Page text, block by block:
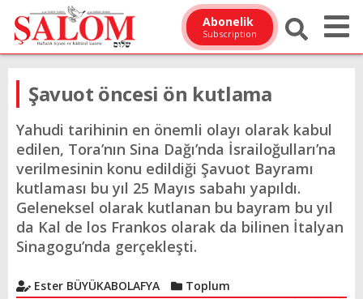
Abonelik
Subscription
Şavuot öncesi ön kutlama
Yahudi tarihinin en önemli olayı olarak kabul
edilen, Tora’nın Sina Dağı’nda İsrailoğulları’na
verilmesinin konu edildiği Şavuot Bayramı
kutlaması bu yıl 25 Mayıs sabahı yapıldı.
Geleneksel olarak kutlanan bu bayram bu yıl
da Kal de los Frankos olarak da bilinen İtalyan
Sinagogu’nda gerçekleşti.
Ester BÜYÜKABOLAFYA
Toplum